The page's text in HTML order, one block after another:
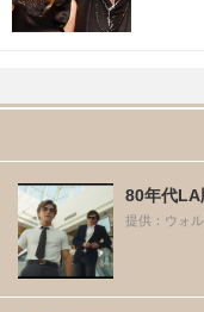
80年代LA
提供：ウォ